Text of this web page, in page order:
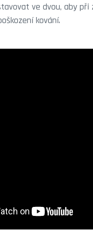
ve dvou, aby při
kování.